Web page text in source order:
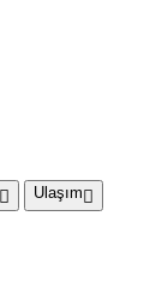
Ulaşım